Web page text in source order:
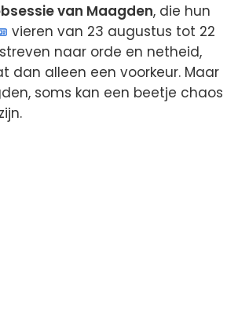
van Maagden, die hun
vieren van 23 augustus tot 22
naar orde en netheid,
dan alleen een voorkeur. Maar
soms kan een beetje chaos